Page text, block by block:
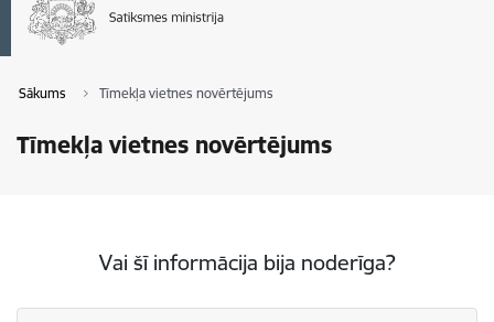
Sākums Tīmekļa vietnes novērtējums
Tīmekļa vietnes novērtējums
Vai šī informācija bija noderīga?